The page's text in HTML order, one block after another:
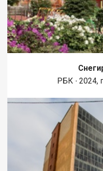
РБК ∙ 2024,